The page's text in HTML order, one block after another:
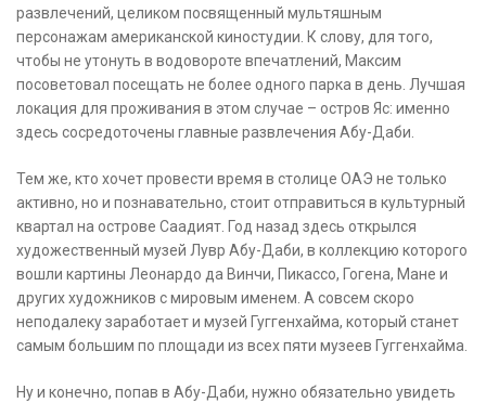
развлечений, целиком посвященный мультяшным
персонажам американской киностудии. К слову, для того,
чтобы не утонуть в водовороте впечатлений, Максим
посоветовал посещать не более одного парка в день. Лучшая
локация для проживания в этом случае – остров Яс: именно
здесь сосредоточены главные развлечения Абу-Даби.
Тем же, кто хочет провести время в столице ОАЭ не только
активно, но и познавательно, стоит отправиться в культурный
квартал на острове Саадият. Год назад здесь открылся
художественный музей Лувр Абу-Даби, в коллекцию которого
вошли картины Леонардо да Винчи, Пикассо, Гогена, Мане и
других художников с мировым именем. А совсем скоро
неподалеку заработает и музей Гуггенхайма, который станет
самым большим по площади из всех пяти музеев Гуггенхайма.
Ну и конечно, попав в Абу-Даби, нужно обязательно увидеть